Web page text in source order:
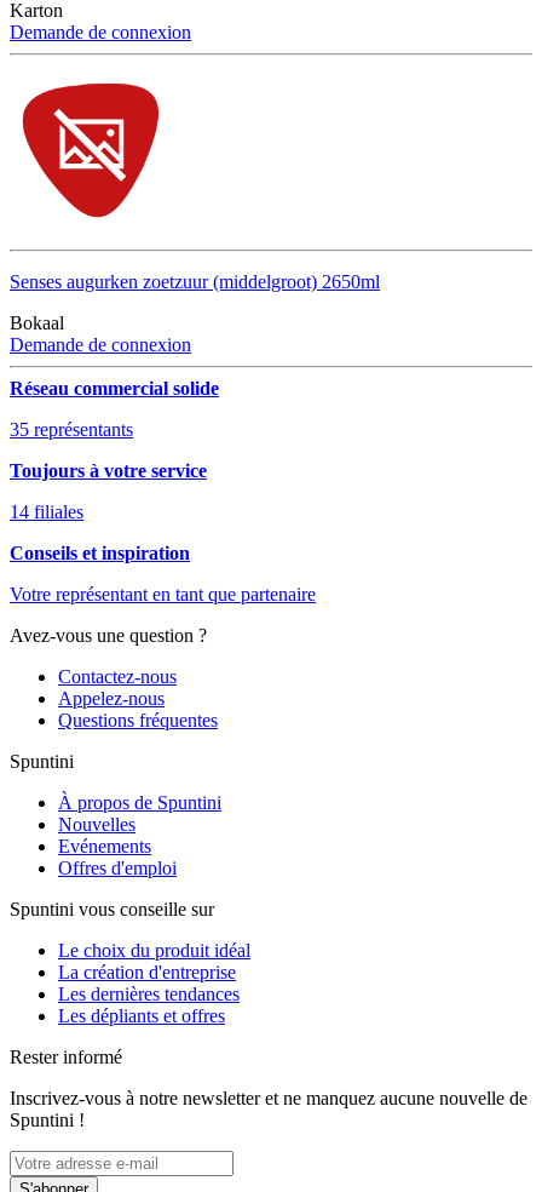
Karton
Demande de connexion
Senses augurken zoetzuur (middelgroot) 2650ml
Bokaal
Demande de connexion
Réseau commercial solide
35 représentants
Toujours à votre service
14 filiales
Conseils et inspiration
Votre représentant en tant que partenaire
Avez-vous une question ?
Contactez-nous
Appelez-nous
Questions fréquentes
Spuntini
À propos de Spuntini
Nouvelles
Evénements
Offres d'emploi
Spuntini vous conseille sur
Le choix du produit idéal
La création d'entreprise
Les dernières tendances
Les dépliants et offres
Rester informé
Inscrivez-vous à notre newsletter et ne manquez aucune nouvelle de
Spuntini !